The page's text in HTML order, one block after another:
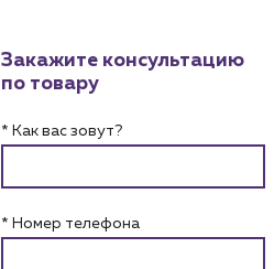
Закажите консультацию
по товару
* Как вас зовут?
* Номер телефона